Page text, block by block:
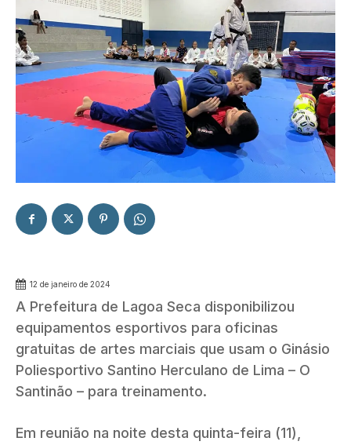
12 de janeiro de 2024
A Prefeitura de Lagoa Seca disponibilizou
equipamentos esportivos para oficinas
gratuitas de artes marciais que usam o Ginásio
Poliesportivo Santino Herculano de Lima – O
Santinão – para treinamento.
Em reunião na noite desta quinta-feira (11),